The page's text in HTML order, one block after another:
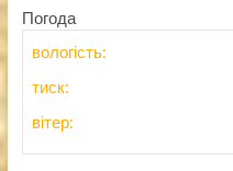
Погода
вологість:
тиск:
вітер: